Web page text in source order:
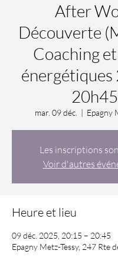
After
Découverte
Coaching
20h45
mar. 09 déc.
  |
Epagny
Les inscriptions
Voir d'autres
Heure et lieu
09 déc. 2025, 20:15 – 20:45
Epagny Metz-Tessy, 247 Rte